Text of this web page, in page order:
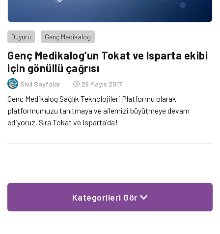
Duyuru Genç Medikalog
Genç Medikalog’un Tokat ve Isparta ekibi
için gönüllü çağrısı
Sivil Sayfalar 26 Mayıs 2017
Genç Medikalog Sağlık Teknolojileri Platformu olarak
platformumuzu tanıtmaya ve ailemizi büyütmeye devam
ediyoruz. Sıra Tokat ve Isparta'da!
Kategorileri Gör